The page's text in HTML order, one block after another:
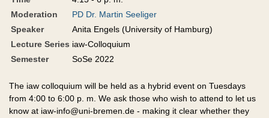
Moderation
PD Dr. Martin Seeliger
Speaker
Anita Engels (University of Hamburg)
Lecture Series iaw-Colloquium
Semester
SoSe 2022
The iaw colloquium will be held as a hybrid event on Tuesdays
from 4:00 to 6:00 p. m. We ask those who wish to attend to let us
know at iaw-info@uni-bremen.de - making it clear whether they